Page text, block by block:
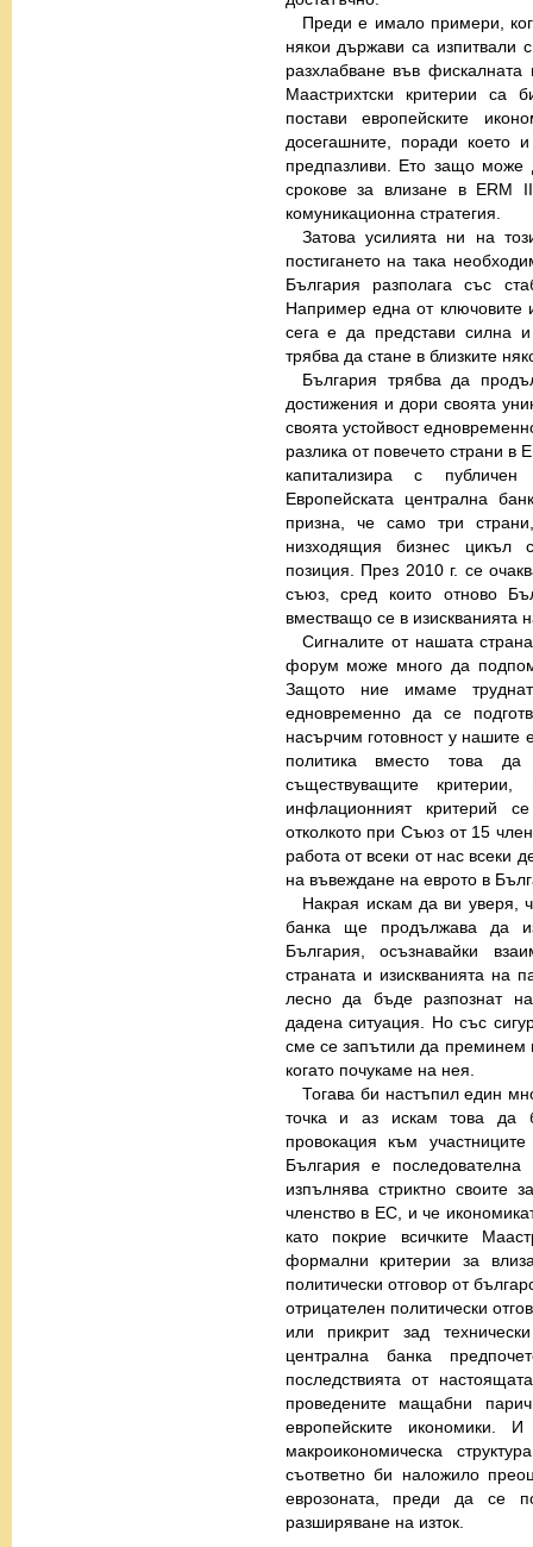
Преди е имало примери,
някои държави са изпитвали
разхлабване във фискалната
Маастрихтски критерии са
постави европейските
досегашните, поради
предпазливи. Ето защо може
срокове за влизане в ERM
комуникационна стратегия.
Затова усилията ни на
постигането на така
България разполага със
Например една от ключовите
сега е да представи силна
трябва да стане в близките
България трябва да
достижения и дори своята
своята устойвост
разлика от повечето страни
капитализира с
Европейската централна
призна, че само три
низходящия бизнес цикъл
позиция. През 2010 г. се
съюз, сред които отново
вместващо се в изискванията
Сигналите от нашата
форум може много да
Защото ние имаме
едновременно да се
насърчим готовност у нашите
политика вместо това
съществуващите
инфлационният критерий
отколкото при Съюз от 15
работа от всеки от нас
на въвеждане на еврото в
Накрая искам да ви уверя,
банка ще продължава да
България, осъзнавайки
страната и изискванията на
лесно да бъде разпознат
дадена ситуация. Но със
сме се запътили да преминем
когато почукаме на нея.
Тогава би настъпил един
точка и аз искам това да
провокация към
България е
изпълнява стриктно своите
членство в ЕС, и че
като покрие всичките
формални критерии за
политически отговор от
отрицателен политически
или прикрит зад
централна банка
последствията от
проведените мащабни
европейските икономики.
макроикономическа
съответно би наложило
еврозоната, преди да се
разширяване на изток.